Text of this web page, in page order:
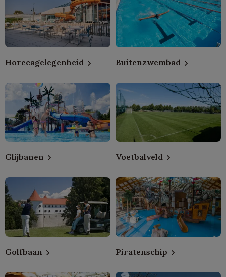
Horecagelegenheid Buitenzwembad
Glijbanen Voetbalveld
Golfbaan Piratenschip